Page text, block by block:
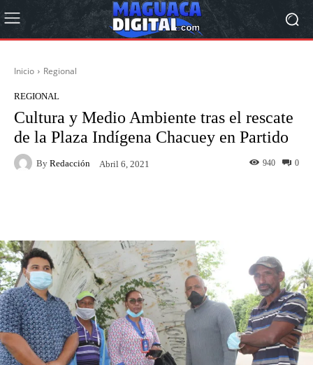
Inicio Regional
REGIONAL
Cultura y Medio Ambiente tras el rescate
de la Plaza Indígena Chacuey en Partido
By Redacción Abril 6, 2021 0
940